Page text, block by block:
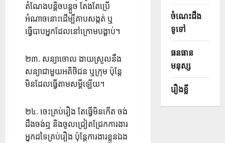
តំណែងបន្តិចបន្តួច តែងតែប្រើ
អំណាចនោះដើម្បីគាបសង្កត់ ឬ
ធ្វើបាបអ្នកដែលនៅក្រោមបង្គាប់។
២៣. សន្យាចោល ងាយស្រួលនឹង
សន្យាជាមួយអតិថិជន ឬក្រុម ប៉ុន្តែ
មិនដែលធ្វើតាមសម្ដីឡើយ។
២៤. ចេះគ្រប់រឿង តែធ្វើមិនកើត ចង់
ដឹងចង់ឮ និងចូលជ្រៀតជ្រែកការងារ
អ្នកដទៃគ្រប់រឿង ប៉ុន្តែការងារខ្លួនឯង
ចំណេះដឹង
ទូទៅ
ធនធាន
មនុស្ស
រឿងខ្លី